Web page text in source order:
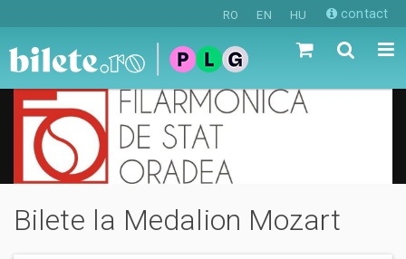
RO EN HU contact
Bilete la Medalion Mozart